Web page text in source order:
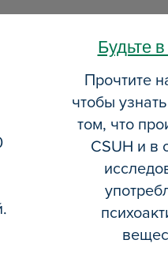
Будьте
Прочтите
чтобы
том, что
CSUH и в